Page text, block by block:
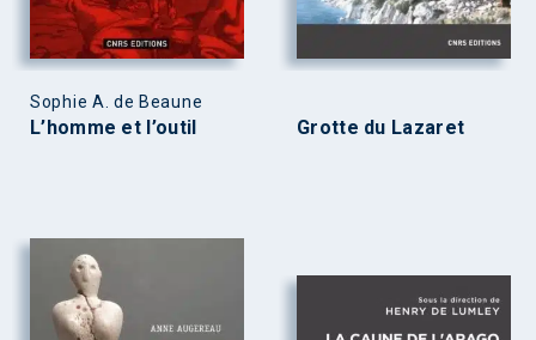
Sophie A. de Beaune
L’homme et l’outil Grotte du Lazaret